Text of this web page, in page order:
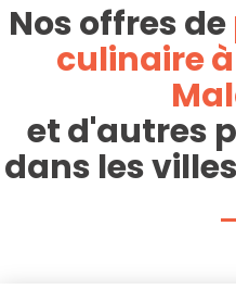
Nos offres de
culinaire
et d'autres
dans les